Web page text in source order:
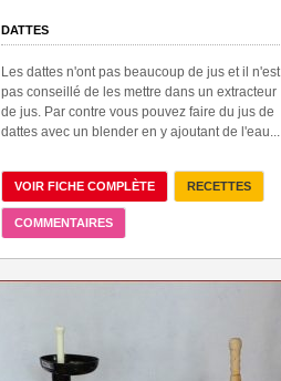
DATTES
Les dattes n'ont pas beaucoup de jus et il n'est
pas conseillé de les mettre dans un extracteur
de jus. Par contre vous pouvez faire du jus de
dattes avec un blender en y ajoutant de l'eau...
VOIR FICHE COMPLÈTE RECETTES
COMMENTAIRES